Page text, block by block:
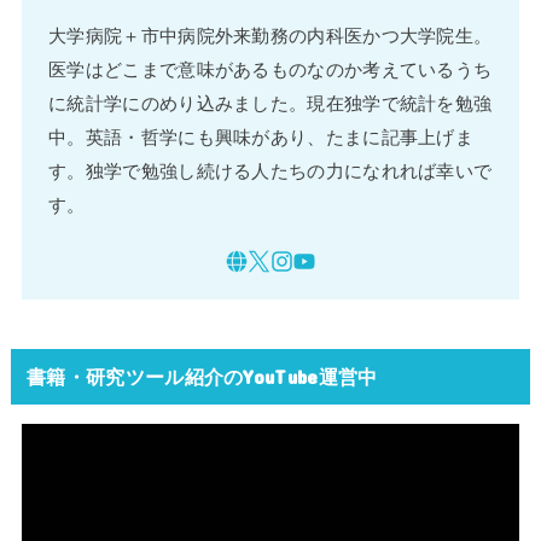
大学病院＋市中病院外来勤務の内科医かつ大学院生。
医学はどこまで意味があるものなのか考えているうち
に統計学にのめり込みました。現在独学で統計を勉強
中。英語・哲学にも興味があり、たまに記事上げま
す。独学で勉強し続ける人たちの力になれれば幸いで
す。
書籍・研究ツール紹介のYouTube運営中